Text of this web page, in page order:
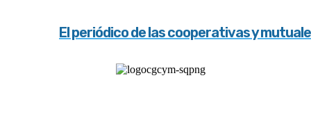
El periódico de las cooperativas y